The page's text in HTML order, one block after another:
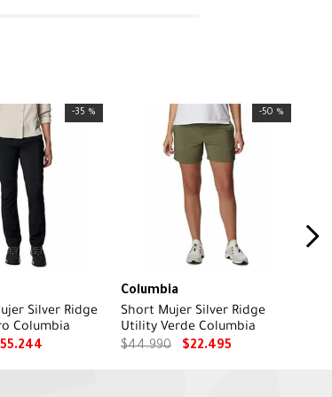
-35 %
Silver Ridge
Columbia
55.244
-50 %
Columbia
Short Mujer Silver Ridge
Utility Verde Columbia
$44.990 $22.495